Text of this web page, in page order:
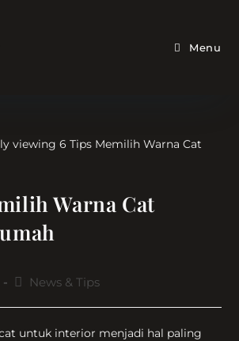
Menu
Warna Cat
PostNews & Tips
untuk interior menjadi hal paling